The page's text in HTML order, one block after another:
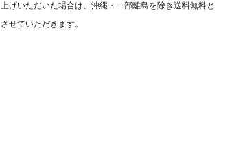
上げいただいた場合は、沖縄・一部離島を除き送料無料と
させていただきます。